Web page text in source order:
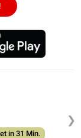
❯
in 31 Min.